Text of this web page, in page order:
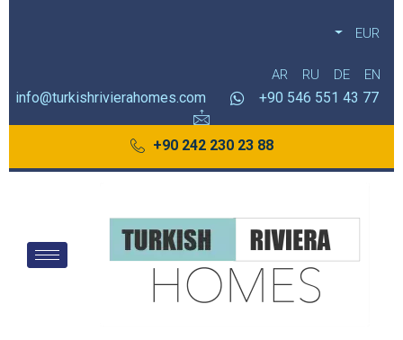
EUR
EN
DE
RU
AR
77 43 551 546 90+
info@turkishrivierahomes.com
88 23 230 242 90+